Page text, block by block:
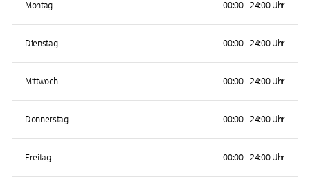
Montag 00:00 - 24:00 Uhr
Dienstag 00:00 - 24:00 Uhr
Mittwoch 00:00 - 24:00 Uhr
Donnerstag 00:00 - 24:00 Uhr
Freitag 00:00 - 24:00 Uhr